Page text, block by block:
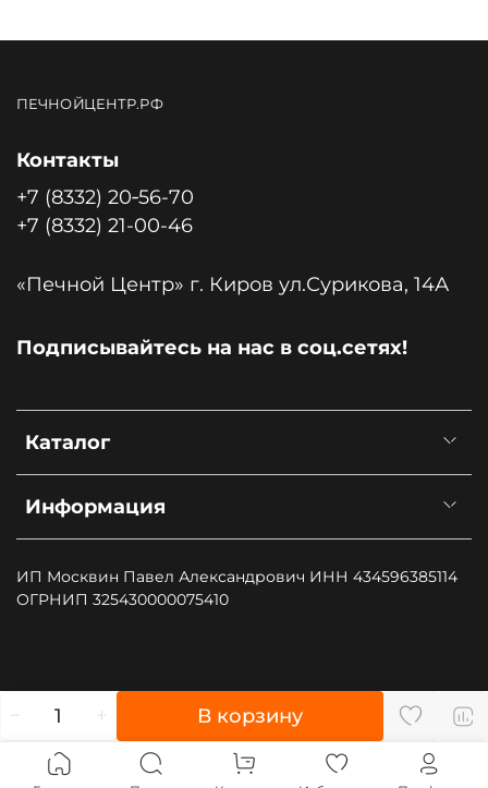
В корзину
ПЕЧНОЙЦЕНТР.РФ
Каталог
Информация
Контакты
+7 (8332) 20‑56-70
+7 (8332) 21-00-46
«Печной Центр» г. Киров ул.Сурикова, 14А
Подписывайтесь на нас в соц.сетях!
ИП Москвин Павел Александрович ИНН 434596385114
ОГРНИП 325430000075410
", type: "pageView", start: (new Date()).getTime()});
(function (d, w, id) { if (d.getElementById(id)) return; var
ts = d.createElement("script"); ts.type = "text/javascript";
ts.async = true; ts.id = id; ts.src = "https://top-